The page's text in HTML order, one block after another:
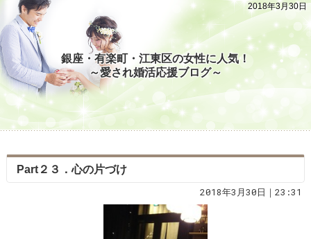
2018年3月30日
銀座・有楽町・江東区の女性に人気！
～愛され婚活応援ブログ～
Part２３．心の片づけ
2018年3月30日｜23:31